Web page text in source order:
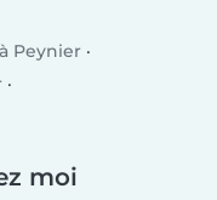
Peynier
moi